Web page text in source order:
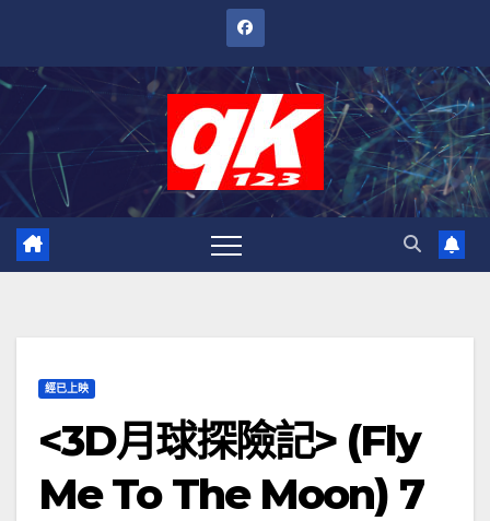
內
經已上映
<3D月球探險記> (Fly
Me To The Moon) 7